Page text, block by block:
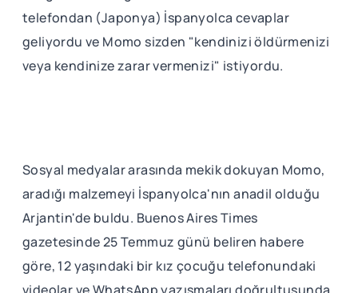
telefondan (Japonya) İspanyolca cevaplar
geliyordu ve Momo sizden "kendinizi öldürmenizi
veya kendinize zarar vermenizi" istiyordu.
Sosyal medyalar arasında mekik dokuyan Momo,
aradığı malzemeyi İspanyolca'nın anadil olduğu
Arjantin'de buldu. Buenos Aires Times
gazetesinde 25 Temmuz günü beliren habere
göre, 12 yaşındaki bir kız çocuğu telefonundaki